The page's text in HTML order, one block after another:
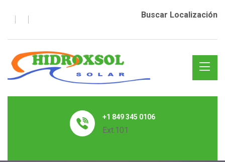
Buscar Localización
+1 849 345 0106
Ext.101